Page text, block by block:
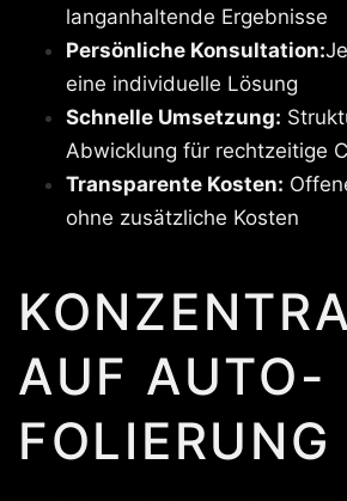
langanhaltende Ergebnisse
Persönliche Konsultation:
eine individuelle Lösung
Schnelle Umsetzung:
Abwicklung für rechtzeitige
Transparente Kosten:
ohne zusätzliche Kosten
AUF AUTO-
FOLIERUNG